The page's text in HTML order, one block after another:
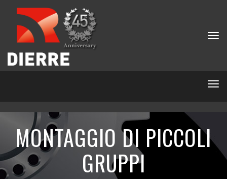
MONTAGGIO DI PICCOLI
GRUPPI